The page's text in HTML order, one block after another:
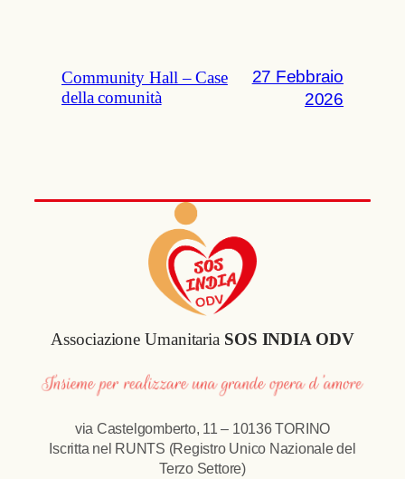
Community Hall – Case
della comunità
27 Febbraio
2026
Associazione Umanitaria SOS INDIA ODV
via Castelgomberto, 11 – 10136 TORINO
Iscritta nel RUNTS (Registro Unico Nazionale del
Terzo Settore)